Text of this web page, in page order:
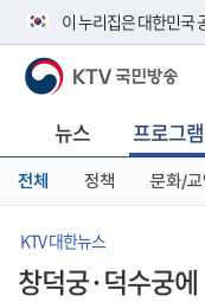
이 누리집은 대한민국
공식 누리집 주소 확인
니다.
이밖에 or.kr 또는 .kr등
서 도메인 주소를 확인해
KTV 국민방송
뉴스 프로그램
전체 정책 문화/
KTV 대한뉴스
창덕궁·덕수궁